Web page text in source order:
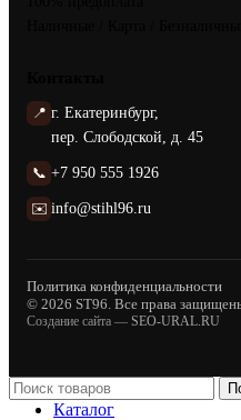
📍 г. Екатеринбург,
пер. Слободской, д. 45
📞 +7 950 555 1926
✉️ info@stihl96.ru
Политика конфиденциальности
© 2026 ST96. Все права
Создание сайта — SEO-URAL.RU
Каталог